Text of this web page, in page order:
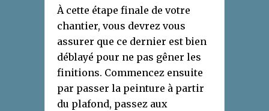
À cette étape finale de votre
chantier, vous devrez vous
assurer que ce dernier est bien
déblayé pour ne pas gêner les
finitions. Commencez ensuite
par passer la peinture à partir
du plafond, passez aux